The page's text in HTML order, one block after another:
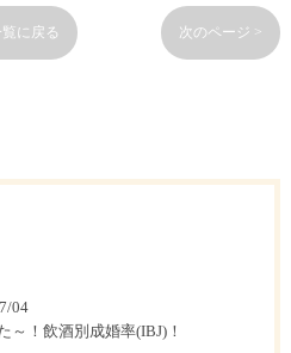
覧に戻る 次のページ >
04
～！飲酒別成婚率(IBJ)！